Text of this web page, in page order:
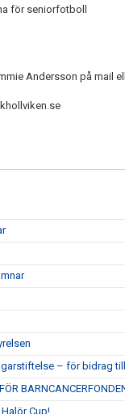
för seniorfotboll
Andersson på mail
– för bidrag
Cup!